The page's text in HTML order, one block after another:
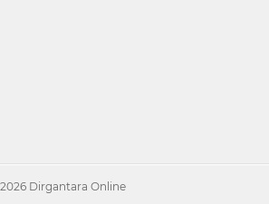
2026 Dirgantara Online